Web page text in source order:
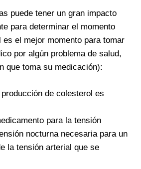
puede tener un gran impacto
para determinar el momento
el mejor momento para tomar
por algún problema de salud,
que toma su medicación):
de colesterol es
para la tensión
nocturna necesaria para un
la tensión arterial que se